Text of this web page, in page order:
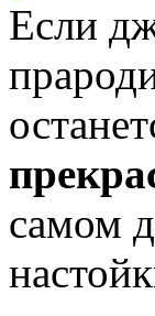
Если
самом